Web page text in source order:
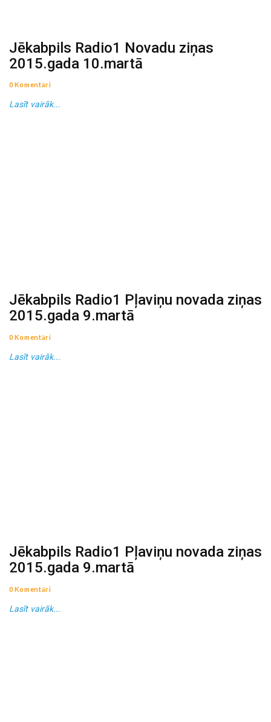
Jēkabpils Radio1 Novadu ziņas
2015.gada 10.martā
0 Komentāri
Lasīt vairāk...
Jēkabpils Radio1 Pļaviņu novada ziņas
2015.gada 9.martā
0 Komentāri
Lasīt vairāk...
Jēkabpils Radio1 Pļaviņu novada ziņas
2015.gada 9.martā
0 Komentāri
Lasīt vairāk...